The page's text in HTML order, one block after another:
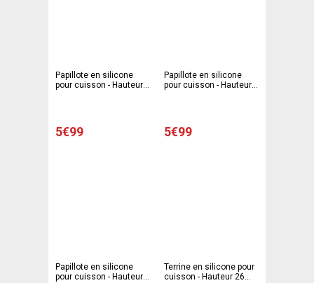
Papillote en silicone
pour cuisson - Hauteur
5€99
Papillote en silicone
pour cuisson - Hauteur
5€99
Papillote en silicone
pour cuisson - Hauteur
Terrine en silicone pour
cuisson - Hauteur 26